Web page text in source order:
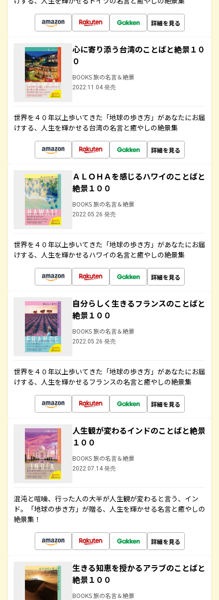
詳細を見る
心に寄り添う台湾のことばと絶景１０
０
BOOKS 旅の名言＆絶景
2022.11.04 発売
世界を４０年以上歩いてきた「地球の歩き方」があなたにお届
けする、人生を輝かせる台湾の名言と癒やしの絶景集
詳細を見る
ＡＬＯＨＡを感じるハワイのことばと
絶景１００
BOOKS 旅の名言＆絶景
2022.05.26 発売
世界を４０年以上歩いてきた「地球の歩き方」があなたにお届
けする、人生を輝かせるハワイの名言と癒やしの絶景集
詳細を見る
自分らしく生きるフランスのことばと
絶景１００
BOOKS 旅の名言＆絶景
2022.05.26 発売
世界を４０年以上歩いてきた「地球の歩き方」があなたにお届
けする、人生を輝かせるフランスの名言と癒やしの絶景集
詳細を見る
人生観が変わるインドのことばと絶景
１００
BOOKS 旅の名言＆絶景
2022.07.14 発売
混沌と喧噪、行った人の大半が人生観が変わると言う、イン
ド。「地球の歩き方」が贈る、人生を輝かせる名言と癒やしの
絶景集！
詳細を見る
生きる知恵を授かるアラブのことばと
絶景１００
BOOKS 旅の名言＆絶景